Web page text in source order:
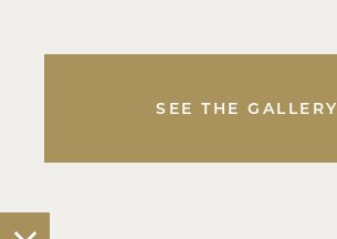
SEE THE GALLERY